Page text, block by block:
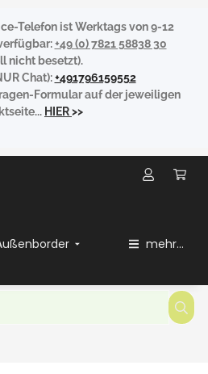
Telefon ist Werktags von 9-12
+49 (0) 7821 58838 30
nicht besetzt).
Chat):+491796159552
Formular auf der jeweiligen
HIER>>
mehr...